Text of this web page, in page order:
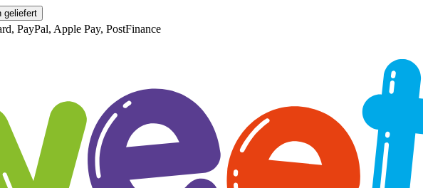
geliefert
PayPal, Apple Pay, PostFinance